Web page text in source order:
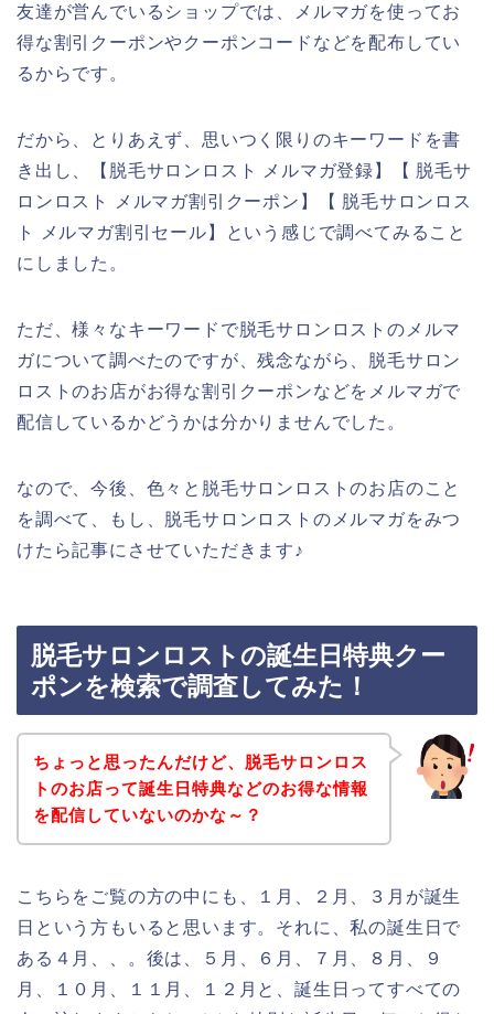
友達が営んでいるショップでは、メルマガを使ってお
得な割引クーポンやクーポンコードなどを配布してい
るからです。
だから、とりあえず、思いつく限りのキーワードを書
き出し、【脱毛サロンロスト メルマガ登録】【 脱毛サ
ロンロスト メルマガ割引クーポン】【 脱毛サロンロス
ト メルマガ割引セール】という感じで調べてみること
にしました。
ただ、様々なキーワードで脱毛サロンロストのメルマ
ガについて調べたのですが、残念ながら、脱毛サロン
ロストのお店がお得な割引クーポンなどをメルマガで
配信しているかどうかは分かりませんでした。
なので、今後、色々と脱毛サロンロストのお店のこと
を調べて、もし、脱毛サロンロストのメルマガをみつ
けたら記事にさせていただきます♪
脱毛サロンロストの誕生日特典クー
ポンを検索で調査してみた！
ちょっと思ったんだけど、脱毛サロンロス
トのお店って誕生日特典などのお得な情報
を配信していないのかな～？
こちらをご覧の方の中にも、１月、２月、３月が誕生
日という方もいると思います。それに、私の誕生日で
ある４月、、。後は、５月、６月、７月、８月、９
月、１０月、１１月、１２月と、誕生日ってすべての